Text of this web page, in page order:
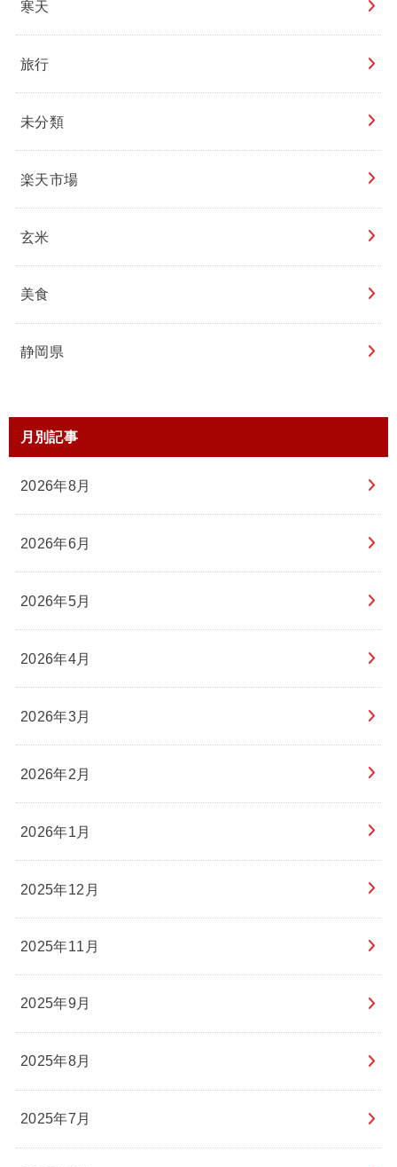
寒天
旅行
未分類
楽天市場
玄米
美食
静岡県
月別記事
2026年8月
2026年6月
2026年5月
2026年4月
2026年3月
2026年2月
2026年1月
2025年12月
2025年11月
2025年9月
2025年8月
2025年7月